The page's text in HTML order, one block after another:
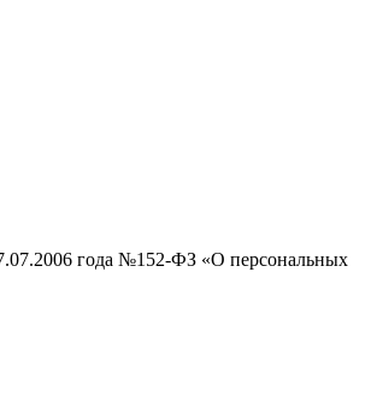
года №152-ФЗ «О персональных